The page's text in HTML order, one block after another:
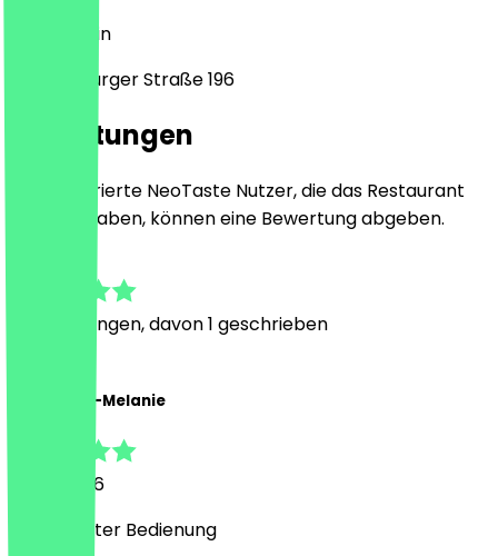
Berlin
Oranienburger Straße 196
Bewertungen
Nur registrierte NeoTaste Nutzer, die das Restaurant
besucht haben, können eine Bewertung abgeben.
Bewertungen, davon 1 geschrieben
Alexandra-Melanie
8. Mai 2026
Super netter Bedienung